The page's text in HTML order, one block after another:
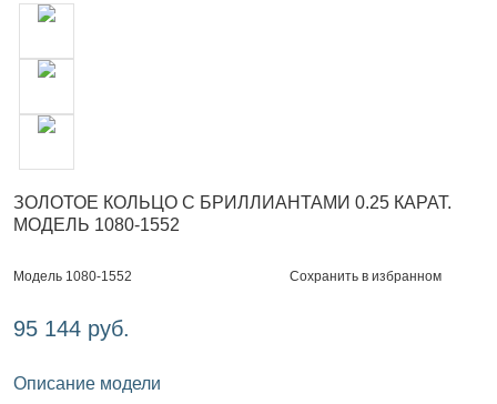
ЗОЛОТОЕ КОЛЬЦО С БРИЛЛИАНТАМИ 0.25 КАРАТ.
МОДЕЛЬ 1080-1552
Модель 1080-1552 Сохранить в избранном
95 144 руб.
Описание модели